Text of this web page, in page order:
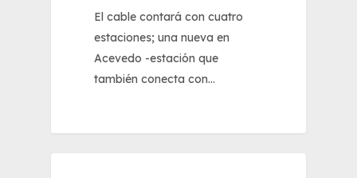
El cable contará con cuatro
estaciones; una nueva en
Acevedo -estación que
también conecta con…